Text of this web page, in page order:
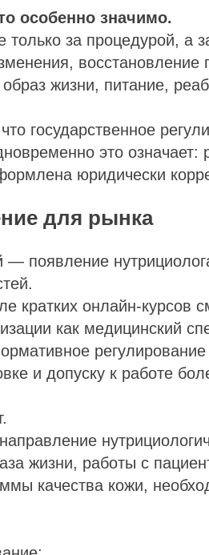
особенно значимо.
за процедурой, а
восстановление
жизни, питание,
государственное
это означает:
юридически
для рынка
появление
кратких онлайн-курсов
как медицинский
и допуску к работе
жизни, работы с
качества кожи,